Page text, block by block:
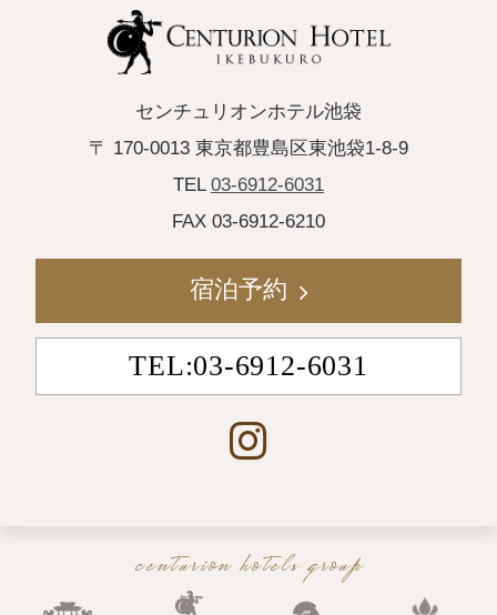
センチュリオンホテル池袋
〒 170-0013 東京都豊島区東池袋1-8-9
TEL 03-6912-6031
FAX 03-6912-6210
宿泊予約
TEL:03-6912-6031
centurion hotels group